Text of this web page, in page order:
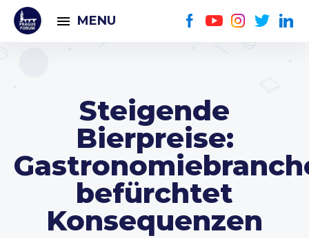
MENU
Steigende
Bierpreise:
befürchtet
Konsequenzen